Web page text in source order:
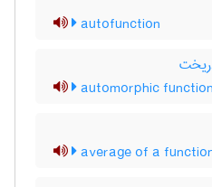
autofunction
automorphic function
average of a